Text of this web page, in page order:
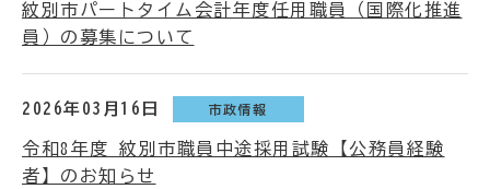
紋別市パートタイム会計年度任用職員（国際化推進
員）の募集について
2026年03月16日 市政情報
令和8年度 紋別市職員中途採用試験【公務員経験
者】のお知らせ